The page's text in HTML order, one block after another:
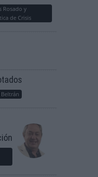
Rosado y
de Crisis